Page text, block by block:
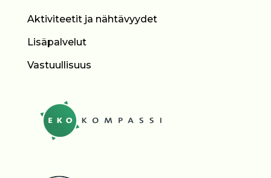
Aktiviteetit ja nähtävyydet
Lisäpalvelut
Vastuullisuus